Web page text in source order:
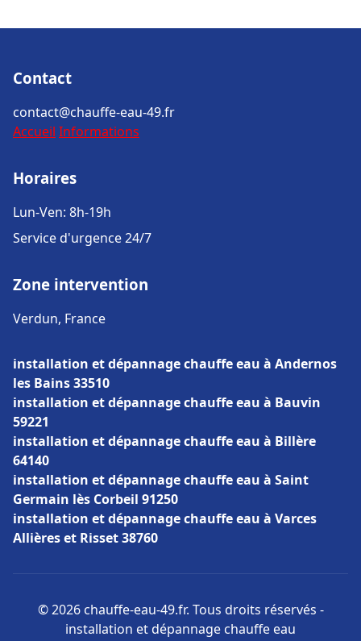
Contact
contact@chauffe-eau-49.fr
Accueil Informations
Horaires
Lun-Ven: 8h-19h
Service d'urgence 24/7
Zone intervention
Verdun, France
installation et dépannage chauffe eau à Andernos
les Bains 33510
installation et dépannage chauffe eau à Bauvin
59221
installation et dépannage chauffe eau à Billère
64140
installation et dépannage chauffe eau à Saint
Germain lès Corbeil 91250
installation et dépannage chauffe eau à Varces
Allières et Risset 38760
© 2026 chauffe-eau-49.fr. Tous droits réservés -
installation et dépannage chauffe eau